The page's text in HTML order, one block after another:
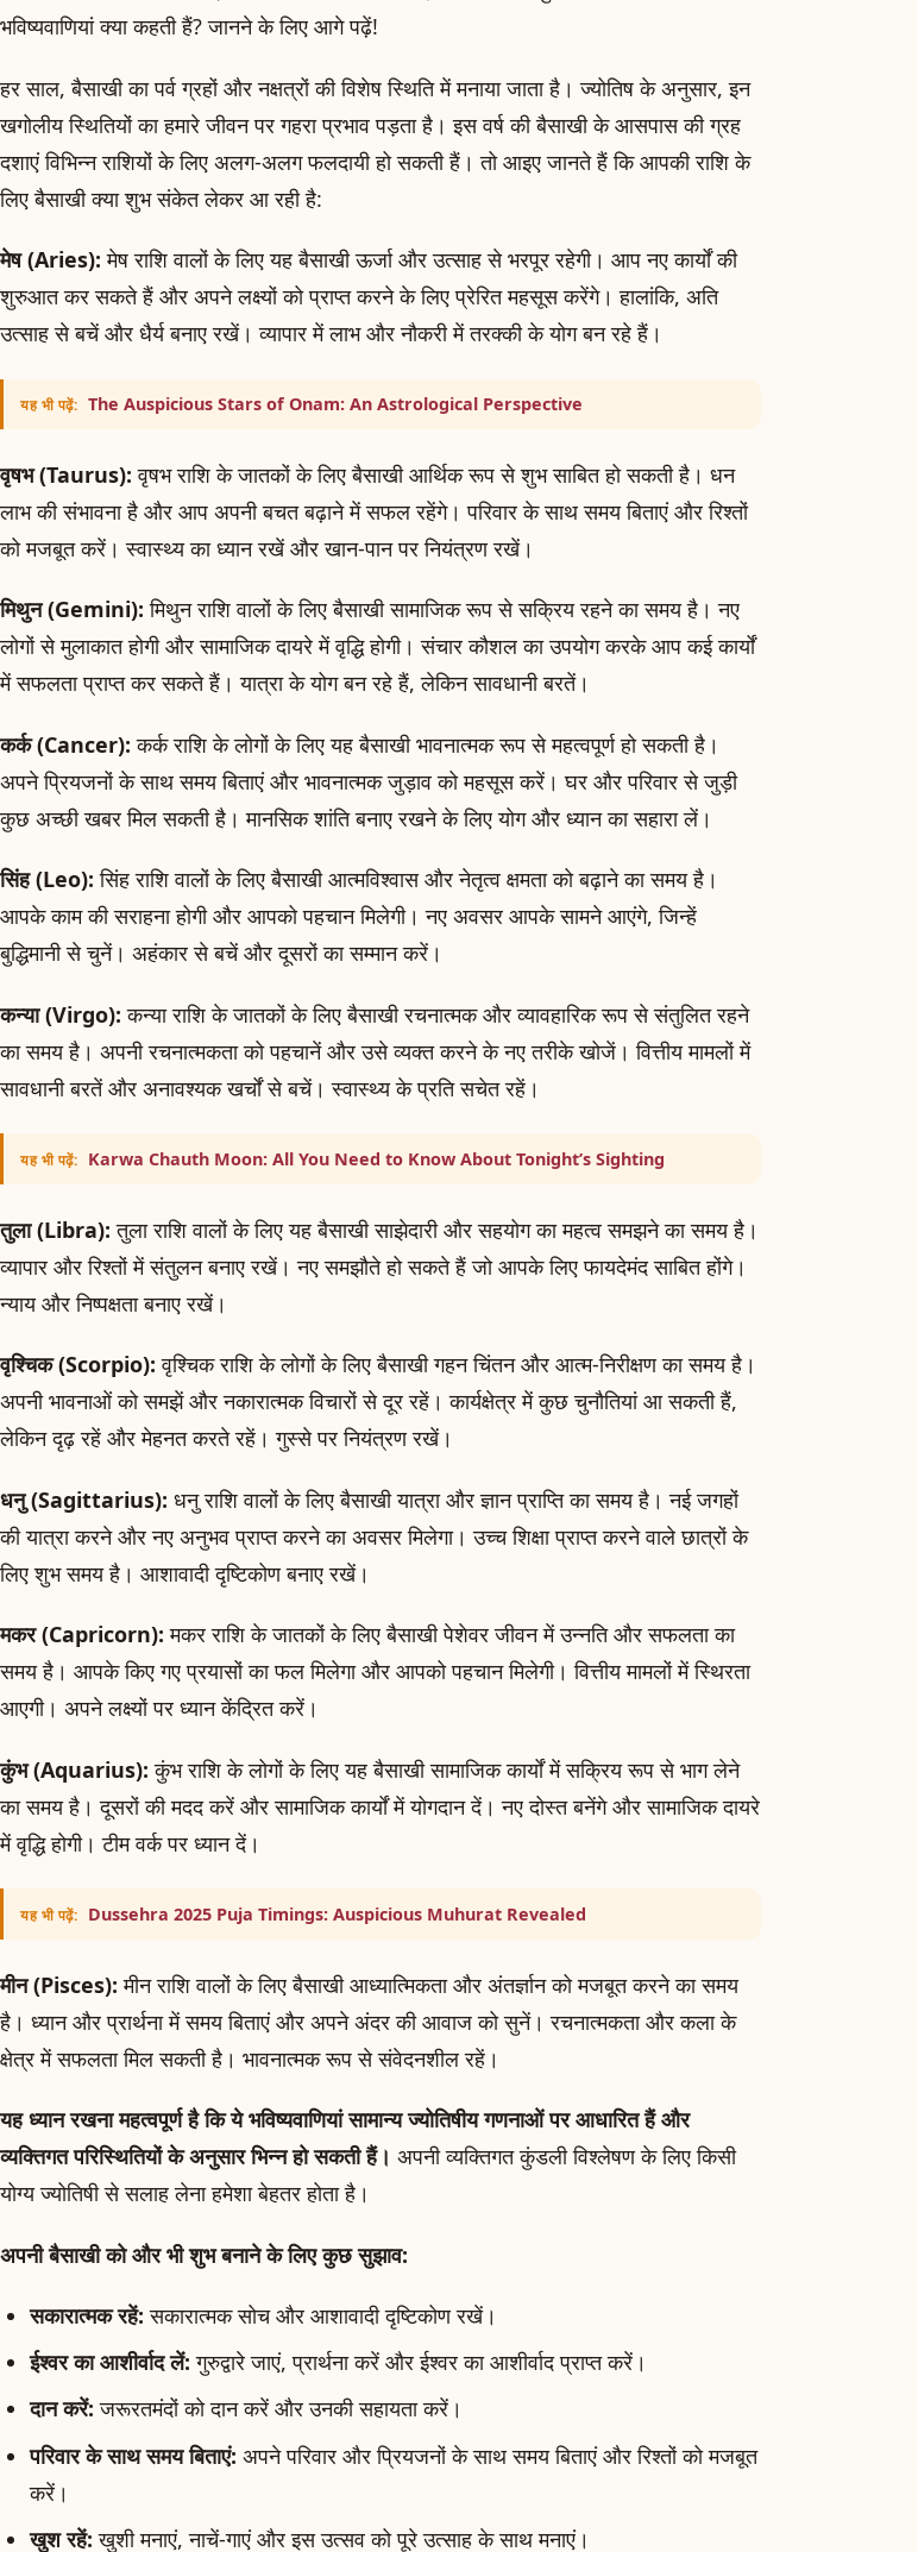
भविष्यवाणियां क्या कहती हैं? जानने के लिए आगे पढ़ें!
हर साल, बैसाखी का पर्व ग्रहों और नक्षत्रों की विशेष स्थिति में मनाया जाता है। ज्योतिष के अनुसार, इन
खगोलीय स्थितियों का हमारे जीवन पर गहरा प्रभाव पड़ता है। इस वर्ष की बैसाखी के आसपास की ग्रह
दशाएं विभिन्न राशियों के लिए अलग-अलग फलदायी हो सकती हैं। तो आइए जानते हैं कि आपकी राशि के
लिए बैसाखी क्या शुभ संकेत लेकर आ रही है:
मेष (Aries): मेष राशि वालों के लिए यह बैसाखी ऊर्जा और उत्साह से भरपूर रहेगी। आप नए कार्यों की
शुरुआत कर सकते हैं और अपने लक्ष्यों को प्राप्त करने के लिए प्रेरित महसूस करेंगे। हालांकि, अति
उत्साह से बचें और धैर्य बनाए रखें। व्यापार में लाभ और नौकरी में तरक्की के योग बन रहे हैं।
यह भी पढ़ें: The Auspicious Stars of Onam: An Astrological Perspective
वृषभ (Taurus): वृषभ राशि के जातकों के लिए बैसाखी आर्थिक रूप से शुभ साबित हो सकती है। धन
लाभ की संभावना है और आप अपनी बचत बढ़ाने में सफल रहेंगे। परिवार के साथ समय बिताएं और रिश्तों
को मजबूत करें। स्वास्थ्य का ध्यान रखें और खान-पान पर नियंत्रण रखें।
मिथुन (Gemini): मिथुन राशि वालों के लिए बैसाखी सामाजिक रूप से सक्रिय रहने का समय है। नए
लोगों से मुलाकात होगी और सामाजिक दायरे में वृद्धि होगी। संचार कौशल का उपयोग करके आप कई कार्यों
में सफलता प्राप्त कर सकते हैं। यात्रा के योग बन रहे हैं, लेकिन सावधानी बरतें।
कर्क (Cancer): कर्क राशि के लोगों के लिए यह बैसाखी भावनात्मक रूप से महत्वपूर्ण हो सकती है।
अपने प्रियजनों के साथ समय बिताएं और भावनात्मक जुड़ाव को महसूस करें। घर और परिवार से जुड़ी
कुछ अच्छी खबर मिल सकती है। मानसिक शांति बनाए रखने के लिए योग और ध्यान का सहारा लें।
सिंह (Leo): सिंह राशि वालों के लिए बैसाखी आत्मविश्वास और नेतृत्व क्षमता को बढ़ाने का समय है।
आपके काम की सराहना होगी और आपको पहचान मिलेगी। नए अवसर आपके सामने आएंगे, जिन्हें
बुद्धिमानी से चुनें। अहंकार से बचें और दूसरों का सम्मान करें।
कन्या (Virgo): कन्या राशि के जातकों के लिए बैसाखी रचनात्मक और व्यावहारिक रूप से संतुलित रहने
का समय है। अपनी रचनात्मकता को पहचानें और उसे व्यक्त करने के नए तरीके खोजें। वित्तीय मामलों में
सावधानी बरतें और अनावश्यक खर्चों से बचें। स्वास्थ्य के प्रति सचेत रहें।
यह भी पढ़ें: Karwa Chauth Moon: All You Need to Know About Tonight’s Sighting
तुला (Libra): तुला राशि वालों के लिए यह बैसाखी साझेदारी और सहयोग का महत्व समझने का समय है।
व्यापार और रिश्तों में संतुलन बनाए रखें। नए समझौते हो सकते हैं जो आपके लिए फायदेमंद साबित होंगे।
न्याय और निष्पक्षता बनाए रखें।
वृश्चिक (Scorpio): वृश्चिक राशि के लोगों के लिए बैसाखी गहन चिंतन और आत्म-निरीक्षण का समय है।
अपनी भावनाओं को समझें और नकारात्मक विचारों से दूर रहें। कार्यक्षेत्र में कुछ चुनौतियां आ सकती हैं,
लेकिन दृढ़ रहें और मेहनत करते रहें। गुस्से पर नियंत्रण रखें।
धनु (Sagittarius): धनु राशि वालों के लिए बैसाखी यात्रा और ज्ञान प्राप्ति का समय है। नई जगहों
की यात्रा करने और नए अनुभव प्राप्त करने का अवसर मिलेगा। उच्च शिक्षा प्राप्त करने वाले छात्रों के
लिए शुभ समय है। आशावादी दृष्टिकोण बनाए रखें।
मकर (Capricorn): मकर राशि के जातकों के लिए बैसाखी पेशेवर जीवन में उन्नति और सफलता का
समय है। आपके किए गए प्रयासों का फल मिलेगा और आपको पहचान मिलेगी। वित्तीय मामलों में स्थिरता
आएगी। अपने लक्ष्यों पर ध्यान केंद्रित करें।
कुंभ (Aquarius): कुंभ राशि के लोगों के लिए यह बैसाखी सामाजिक कार्यों में सक्रिय रूप से भाग लेने
का समय है। दूसरों की मदद करें और सामाजिक कार्यों में योगदान दें। नए दोस्त बनेंगे और सामाजिक दायरे
में वृद्धि होगी। टीम वर्क पर ध्यान दें।
यह भी पढ़ें: Dussehra 2025 Puja Timings: Auspicious Muhurat Revealed
मीन (Pisces): मीन राशि वालों के लिए बैसाखी आध्यात्मिकता और अंतर्ज्ञान को मजबूत करने का समय
है। ध्यान और प्रार्थना में समय बिताएं और अपने अंदर की आवाज को सुनें। रचनात्मकता और कला के
क्षेत्र में सफलता मिल सकती है। भावनात्मक रूप से संवेदनशील रहें।
यह ध्यान रखना महत्वपूर्ण है कि ये भविष्यवाणियां सामान्य ज्योतिषीय गणनाओं पर आधारित हैं और
व्यक्तिगत परिस्थितियों के अनुसार भिन्न हो सकती हैं। अपनी व्यक्तिगत कुंडली विश्लेषण के लिए किसी
योग्य ज्योतिषी से सलाह लेना हमेशा बेहतर होता है।
अपनी बैसाखी को और भी शुभ बनाने के लिए कुछ सुझाव:
सकारात्मक रहें: सकारात्मक सोच और आशावादी दृष्टिकोण रखें।
ईश्वर का आशीर्वाद लें: गुरुद्वारे जाएं, प्रार्थना करें और ईश्वर का आशीर्वाद प्राप्त करें।
दान करें: जरूरतमंदों को दान करें और उनकी सहायता करें।
परिवार के साथ समय बिताएं: अपने परिवार और प्रियजनों के साथ समय बिताएं और रिश्तों को मजबूत
करें।
खुश रहें: खुशी मनाएं, नाचें-गाएं और इस उत्सव को पूरे उत्साह के साथ मनाएं।